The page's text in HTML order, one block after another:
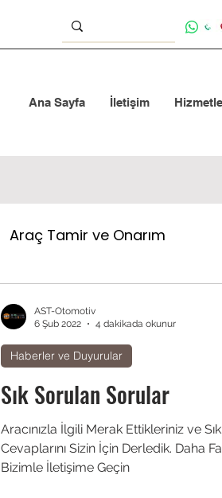
Ana Sayfa İletişim
Araç Tamir ve Onarım
Sık Sorulan Sorular
Aracınızla İlgili Merak Ettikleriniz ve
Cevaplarını Sizin İçin Derledik. Daha
Bizimle İletişime Geçin
Haberler ve Duyurular
AST-Otomotiv
6 Şub 2022
4 dakikada okunur